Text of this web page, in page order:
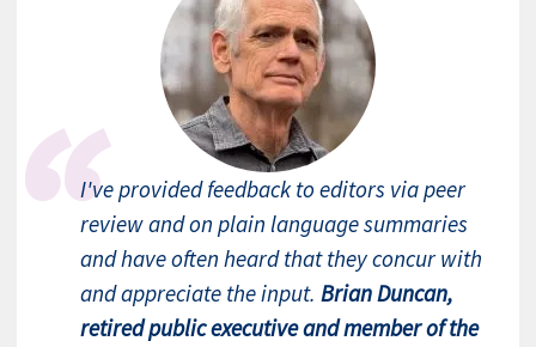
I've provided feedback to editors via peer
review and on plain language summaries
and have often heard that they concur with
and appreciate the input. Brian Duncan,
retired public executive and member of the